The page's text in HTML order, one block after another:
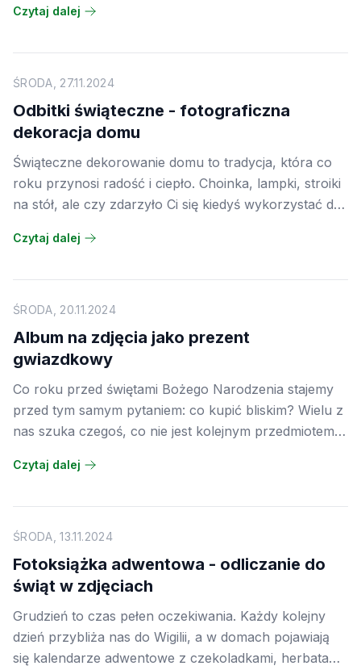
prezentów, a potem spokojne dni pełne spacerów,
gąszczu tysięcy zdjęć na telefonie, a zamiast tego
trafić na strony eleganckiej fotoksiążki.
Czytaj dalej
ŚRODA, 27.11.2024
Odbitki świąteczne - fotograficzna
dekoracja domu
Świąteczne dekorowanie domu to tradycja, która co
roku przynosi radość i ciepło. Choinka, lampki, stroiki
na stół, ale czy zdarzyło Ci się kiedyś wykorzystać do
stać się pięknym i bardzo osobistym elementem
sprzętu, wystarczy kilka ulubionych fotografii i
odrobina pomysłowości.
Czytaj dalej
ŚRODA, 20.11.2024
Album na zdjęcia jako prezent
gwiazdkowy
Co roku przed świętami Bożego Narodzenia stajemy
przed tym samym pytaniem: co kupić bliskim? Wielu z
nas szuka czegoś, co nie jest kolejnym przedmiotem
ucieszy i zostanie na lata. Album na zdjęcia
głębokim osobistym znaczeniem.
Czytaj dalej
ŚRODA, 13.11.2024
Fotoksiążka adwentowa - odliczanie do
świąt w zdjęciach
Grudzień to czas pełen oczekiwania. Każdy kolejny
dzień przybliża nas do Wigilii, a w domach pojawiają
się kalendarze adwentowe z czekoladkami, herbatami